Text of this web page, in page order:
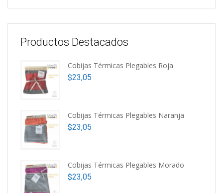
Productos Destacados
Cobijas Térmicas Plegables Roja
$23,05
Cobijas Térmicas Plegables Naranja
$23,05
Cobijas Térmicas Plegables Morado
$23,05